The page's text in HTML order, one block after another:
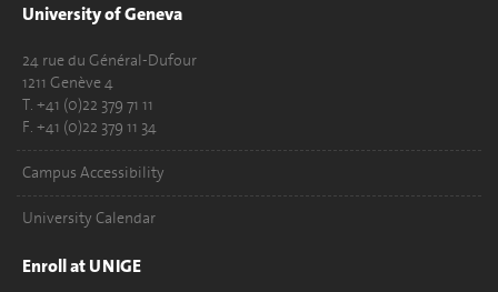
University of Geneva
24 rue du Général-Dufour
1211 Genève 4
T. +41 (0)22 379 71 11
F. +41 (0)22 379 11 34
Campus Accessibility
University Calendar
Enroll at UNIGE